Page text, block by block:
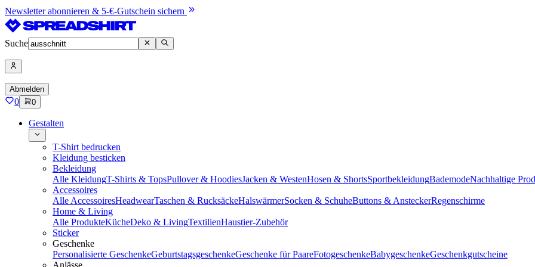
Newsletter abonnieren & 5-€-Gutschein sichern
Suche
Abmelden
0 0
Gestalten
T-Shirt bedrucken
Kleidung besticken
Bekleidung
Alle KleidungT-Shirts & TopsPullover & HoodiesJacken & WestenHosen & ShortsSportbekleidungBademodeNachhaltige
Accessoires
Alle AccessoiresHeadwearTaschen & RucksäckeHalswärmerSocken & SchuheButtons & AnsteckerRegenschirme
Home & Living
Alle ProdukteKücheDeko & LivingTextilienHaustier-Zubehör
Sticker
Geschenke
Personalisierte GeschenkeGeburtstagsgeschenkeGeschenke für PaareFotogeschenkeBabygeschenkeGeschenkgutscheine